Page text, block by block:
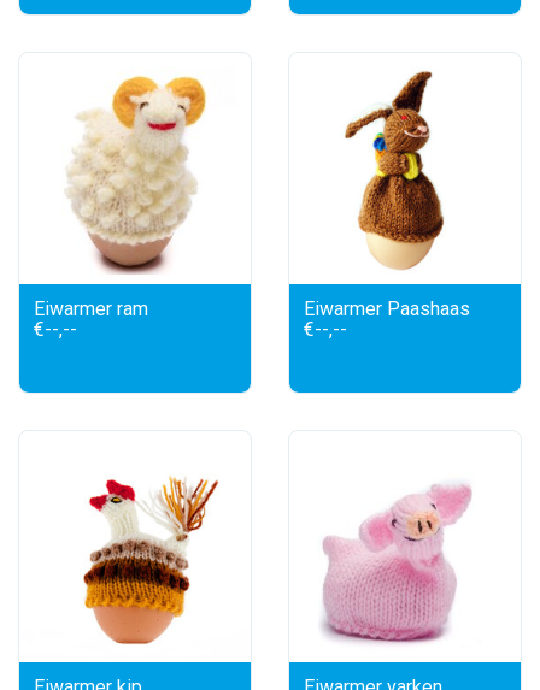
Eiwarmer ram
€--,--
Eiwarmer Paashaas
€--,--